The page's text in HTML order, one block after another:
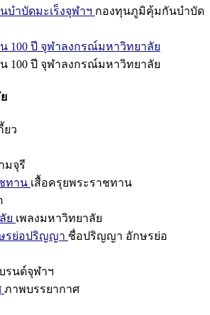
ำบัดมะเร็งจุฬาฯ กองทุนภูมิคุ้มกันบำบัด
100 ปี จุฬาลงกรณ์มหาวิทยาลัย
100 ปี จุฬาลงกรณ์มหาวิทยาลัย
ยว
มจุรี
ทาน เสื้อครุยพระราชทาน
ย เพลงมหาวิทยาลัย
รย่อปริญญา ชื่อปริญญา อักษรย่อ
รนด์จุฬาฯ
ภาพบรรยากาศ